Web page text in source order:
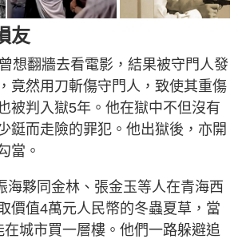
友
想翻牆去看電影，結果被守門人發
竟然用刀斬傷守門人，致使其重傷
被判入獄5年。他在獄中不但沒有
鋌而走險的罪犯。他出獄後，亦開
當。
海夥同金林、張金玉等人在青海西
價值4萬元人民幣的冬蟲夏草，當
城市買一層樓。他們一路躲避追